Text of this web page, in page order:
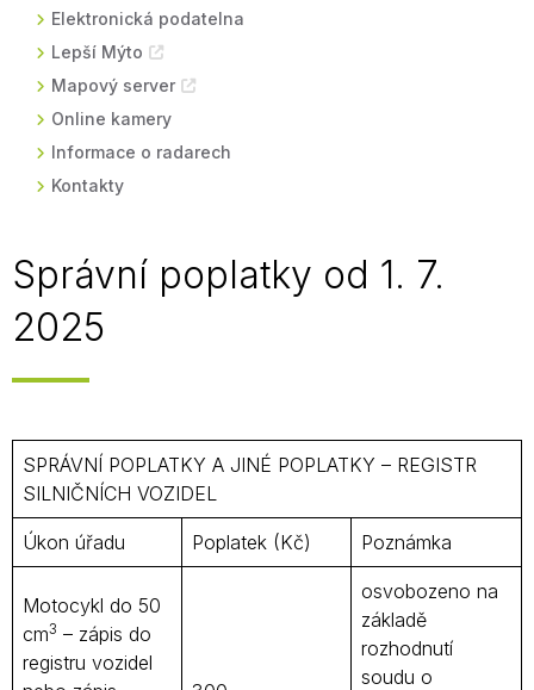
Elektronická podatelna
Lepší Mýto
Mapový server
Online kamery
Informace o radarech
Kontakty
Správní poplatky od 1. 7.
2025
SPRÁVNÍ POPLATKY A JINÉ POPLATKY – REGISTR
SILNIČNÍCH VOZIDEL
Úkon úřadu Poplatek (Kč) Poznámka
Motocykl do 50
cm3 – zápis do
registru vozidel
osvobozeno na
základě
rozhodnutí
soudu o